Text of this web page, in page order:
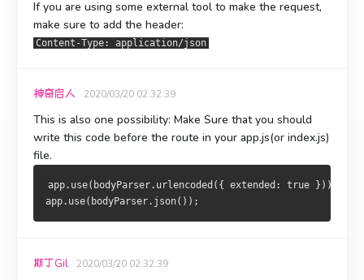
If you are using some external tool to make the request,
make sure to add the header:
Content-Type: application/json
神奇启人 2020/03/20 02:32:39
This is also one possibility: Make Sure that you should
write this code before the route in your app.js(or index.js)
file.
app.use(bodyParser.urlencoded({ extended: true }));
app.use(bodyParser.json());
斯丁Gil 2020/03/20 02:32:39